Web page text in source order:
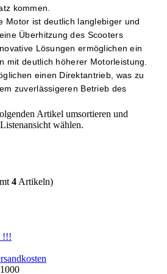
kommen.
Motor ist deutlich langlebiger und
Überhitzung des Scooters
Lösungen ermöglichen ein
mit deutlich höherer Motorleistung.
einen Direktantrieb, was zu
zuverlässigeren Betrieb des
Artikel umsortieren und
wählen.
4 Artikeln)
!!!